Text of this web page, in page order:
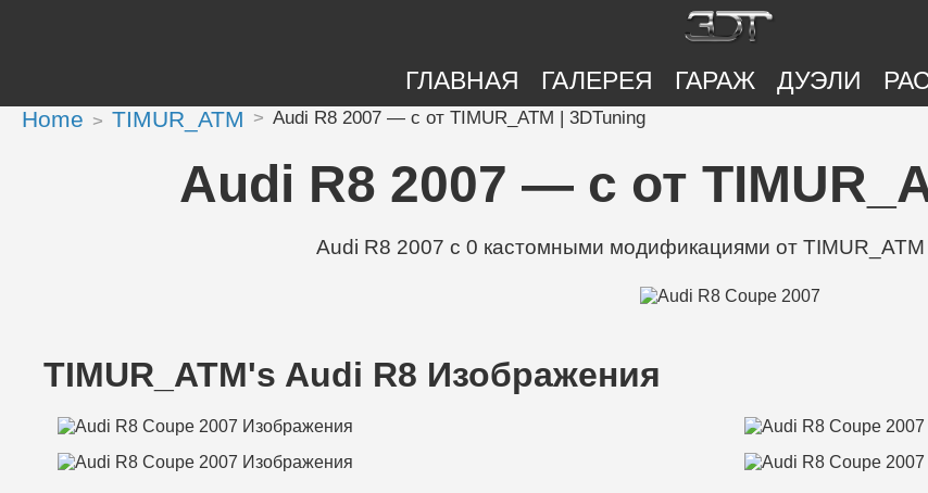
ГЛАВНАЯ ГАЛЕРЕЯ ГАРАЖ ДУЭЛИ
Home TIMUR_ATM Audi R8 2007 — с от TIMUR_ATM | 3DTuning
Audi R8 2007 — с от
Audi R8 2007 с 0 кастомными модификациями от
TIMUR_ATM's Audi R8 Изображения